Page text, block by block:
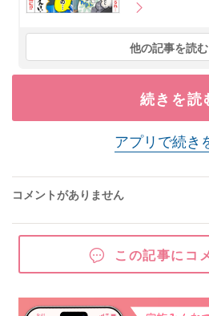
他の記事を読む
続きを読
アプリで続き
コメントがありません
この記事にコ